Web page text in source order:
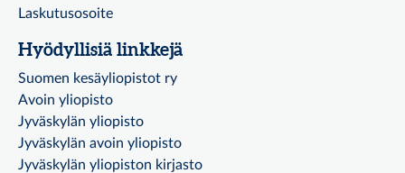
Laskutusosoite
Hyödyllisiä linkkejä
Suomen kesäyliopistot ry
Avoin yliopisto
Jyväskylän yliopisto
Jyväskylän avoin yliopisto
Jyväskylän yliopiston kirjasto